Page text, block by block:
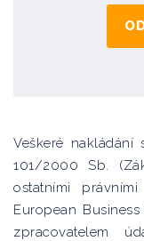
Veškeré
101/2000 Sb.
ostatními
European
zpracovatelem